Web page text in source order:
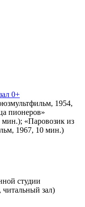
0+
1954,
пионеров»
«Паровозик из
1967, 10 мин.)
студии
зал)